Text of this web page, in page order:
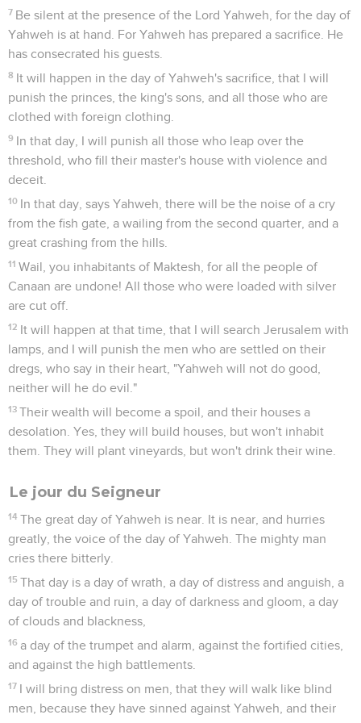
7 Be silent at the presence of the Lord Yahweh, for the day of
Yahweh is at hand. For Yahweh has prepared a sacrifice. He
has consecrated his guests.
8 It will happen in the day of Yahweh's sacrifice, that I will
punish the princes, the king's sons, and all those who are
clothed with foreign clothing.
9 In that day, I will punish all those who leap over the
threshold, who fill their master's house with violence and
deceit.
10 In that day, says Yahweh, there will be the noise of a cry
from the fish gate, a wailing from the second quarter, and a
great crashing from the hills.
11 Wail, you inhabitants of Maktesh, for all the people of
Canaan are undone! All those who were loaded with silver
are cut off.
12 It will happen at that time, that I will search Jerusalem with
lamps, and I will punish the men who are settled on their
dregs, who say in their heart, "Yahweh will not do good,
neither will he do evil."
13 Their wealth will become a spoil, and their houses a
desolation. Yes, they will build houses, but won't inhabit
them. They will plant vineyards, but won't drink their wine.
Le jour du Seigneur
14 The great day of Yahweh is near. It is near, and hurries
greatly, the voice of the day of Yahweh. The mighty man
cries there bitterly.
15 That day is a day of wrath, a day of distress and anguish, a
day of trouble and ruin, a day of darkness and gloom, a day
of clouds and blackness,
16 a day of the trumpet and alarm, against the fortified cities,
and against the high battlements.
17 I will bring distress on men, that they will walk like blind
men, because they have sinned against Yahweh, and their